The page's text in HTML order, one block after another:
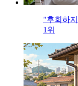
"후회하
1위